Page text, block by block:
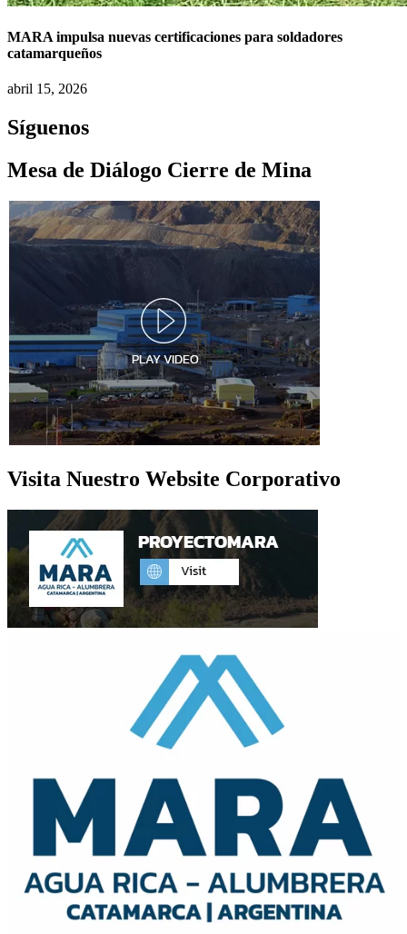
MARA impulsa nuevas certificaciones para soldadores
catamarqueños
abril 15, 2026
Síguenos
Mesa de Diálogo Cierre de Mina
Visita Nuestro Website Corporativo